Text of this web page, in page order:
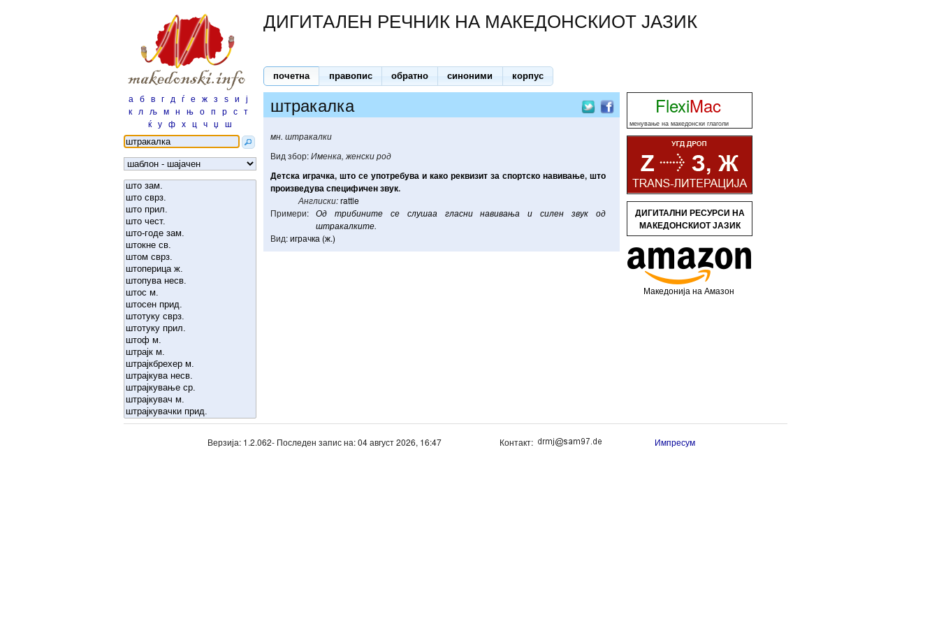
ДИГИТАЛЕН РЕЧНИК НА МАКЕДОНСКИОТ ЈАЗИК
почетна правопис обратно синоними корпус
а б в г д ѓ е ж з ѕ и ј
к
л љ м н њ о п р с т
ќ у ф х ц ч џ ш
штракалка
мн. штракалки
Вид збор:Именка, женски род
Детска играчка, што се употребува и како реквизит за спортско навивање, што
произведуваспецифичензвук.
Англиски:rattle
Примери: Од трибините се слушаа гласни навивања и силен звук
од
штракалките.
Вид:играчка (ж.)
FlexiMac
менување на македонски глаголи
ДИГИТАЛНИ РЕСУРСИ НА
МАКЕДОНСКИОТ ЈАЗИК
Македонија на Амазон
Верзија: 1.2.062- Последен запис на: 04 август 2026, 16:47 Контакт: Импресум